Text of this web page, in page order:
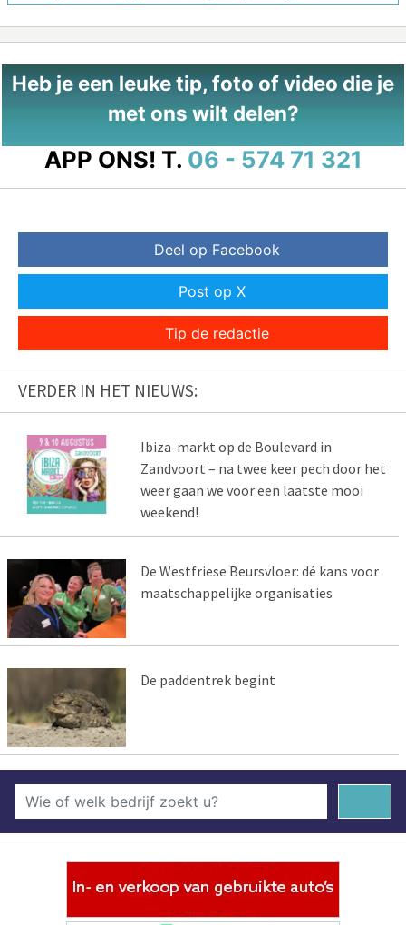
Heb je een leuke tip, foto of video die je
met ons wilt delen?
APP ONS! T. 06 - 574 71 321
Deel op Facebook
Post op X
Tip de redactie
VERDER IN HET NIEUWS:
Ibiza-markt op de Boulevard in
Zandvoort – na twee keer pech door het
weer gaan we voor een laatste mooi
weekend!
De Westfriese Beursvloer: dé kans voor
maatschappelijke organisaties
De paddentrek begint